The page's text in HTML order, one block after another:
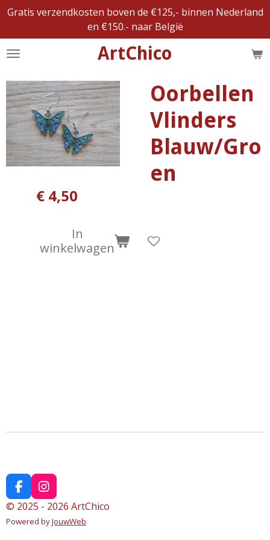
Ga
naar
de
ArtChico
Gratis verzendkosten boven de €125,- binnen Nederland
en €150.- naar België
Oorbellen
Vlinders
Blauw/Gro
en
€ 4,50
In
winkelwagen
F
a
c
e
I
n
s
t
© 2025 - 2026 ArtChico
Powered byJouwWeb